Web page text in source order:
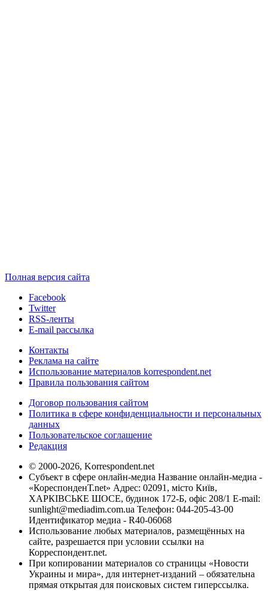
Полная версия сайта
Facebook
Twitter
RSS-ленты
E-mail рассылка
Контакты
Реклама на сайте
Использование материалов korrespondent.net
Правила пользования сайтом
Договор пользования сайтом
Политика в сфере конфиденциальности и персональных
данных
Пользовательское соглашение
Редакция
© 2000-2026, Korrespondent.net
Субъект в сфере онлайн-медиа Название онлайн-медиа -
«КореспонденТ.net» Адрес: 02091, місто Київ,
ХАРКІВСЬКЕ ШОСЕ, будинок 172-Б, офіс 208/1 E-mail:
sunlight@mediadim.com.ua Телефон: 044-205-43-00
Идентификатор медиа - R40-06068
Использование любых материалов, размещённых на
сайте, разрешается при условии ссылки на
Корреспондент.net.
При копировании материалов со страницы «Новости
Украины и мира», для интернет-изданий – обязательна
прямая открытая для поисковых систем гиперссылка.